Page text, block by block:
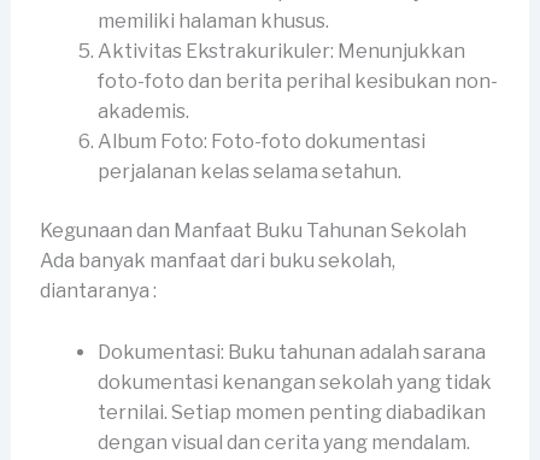
memiliki halaman khusus.
Aktivitas Ekstrakurikuler: Menunjukkan
foto-foto dan berita perihal kesibukan non-
akademis.
Album Foto: Foto-foto dokumentasi
perjalanan kelas selama setahun.
Kegunaan dan Manfaat Buku Tahunan Sekolah
Ada banyak manfaat dari buku sekolah,
diantaranya :
Dokumentasi: Buku tahunan adalah sarana
dokumentasi kenangan sekolah yang tidak
ternilai. Setiap momen penting diabadikan
dengan visual dan cerita yang mendalam.